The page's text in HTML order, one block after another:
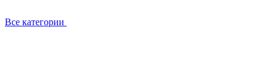
Все категории